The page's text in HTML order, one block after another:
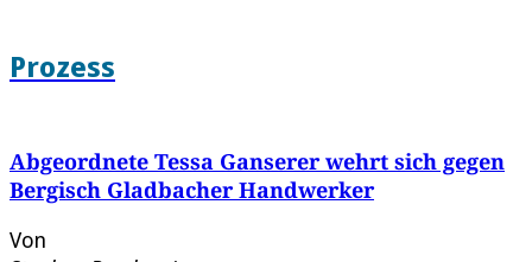
Prozess
Abgeordnete Tessa Ganserer wehrt sich gegen
Bergisch Gladbacher Handwerker
Von